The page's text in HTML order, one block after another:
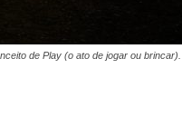
de Play (o ato de jogar ou